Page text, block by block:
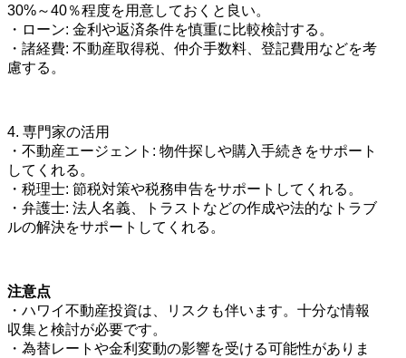
30%～40％程度を用意しておくと良い。
・ローン: 金利や返済条件を慎重に比較検討する。
・諸経費: 不動産取得税、仲介手数料、登記費用などを考
慮する。
4. 専門家の活用
・不動産エージェント: 物件探しや購入手続きをサポート
してくれる。
・税理士: 節税対策や税務申告をサポートしてくれる。
・弁護士: 法人名義、トラストなどの作成や法的なトラブ
ルの解決をサポートしてくれる。
注意点
・ハワイ不動産投資は、リスクも伴います。十分な情報
収集と検討が必要です。
・為替レートや金利変動の影響を受ける可能性がありま